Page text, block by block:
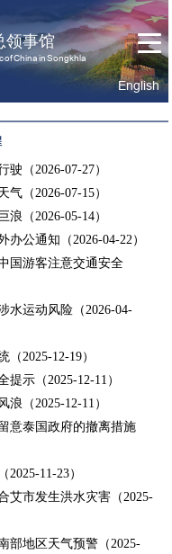
领事馆
of China in Songkhla
我
们
English
（2026-07-27）
（2026-07-15）
（2026-05-14）
公通知（2026-04-22）
国游客注意交通安全
水运动风险（2026-04-
2025-12-19）
示（2025-12-11）
（2025-12-11）
意泰国政府的撤离措施
11-23）
艾市发生洪水灾害（2025-
部地区天气预警（2025-